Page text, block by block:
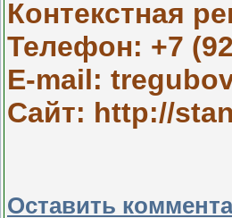
Контекстная
Телефон: +7
E-mail:
Сайт: http://
Оставить